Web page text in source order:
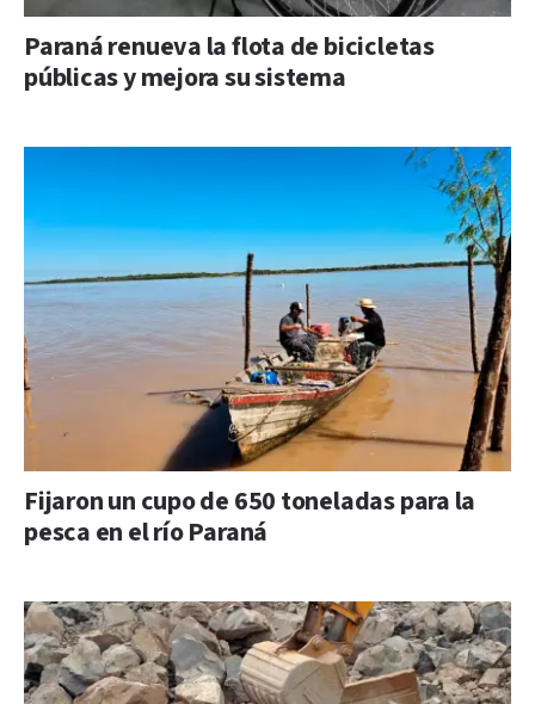
Paraná renueva la flota de bicicletas
públicas y mejora su sistema
Fijaron un cupo de 650 toneladas para la
pesca en el río Paraná